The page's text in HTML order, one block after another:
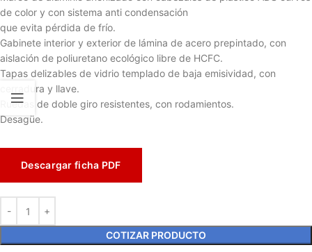
de color y con sistema anti condensación
que evita pérdida de frío.
Gabinete interior y exterior de lámina de acero prepintado, con
aislación de poliuretano ecológico libre de HCFC.
Tapas delizables de vidrio templado de baja emisividad, con
cerradura y llave.
Ruedas de doble giro resistentes, con rodamientos.
Desagüe.
Descargar ficha PDF
COTIZAR PRODUCTO